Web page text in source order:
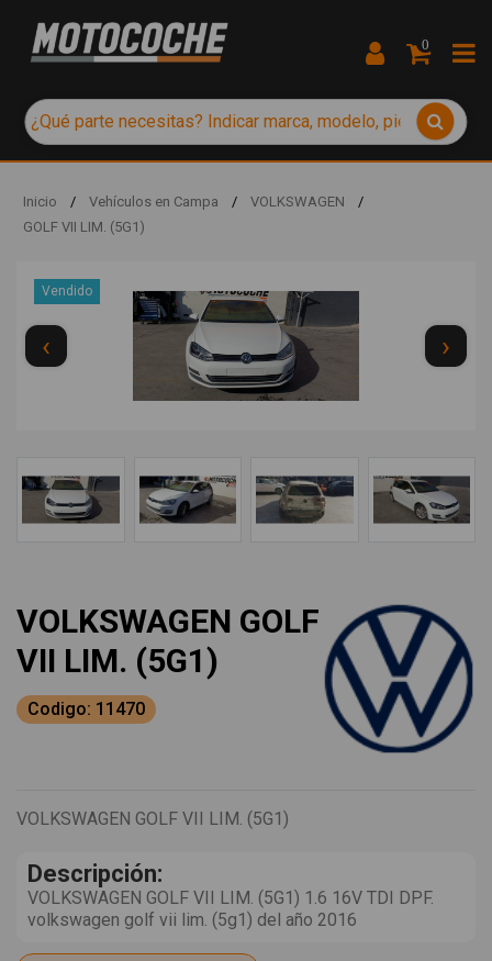
0
Inicio / Vehículos en Campa / VOLKSWAGEN
/
GOLF VII LIM. (5G1)
Vendido
‹ ›
VOLKSWAGEN GOLF
VII LIM. (5G1)
Codigo: 11470
VOLKSWAGEN GOLF VII LIM. (5G1)
Descripción:
VOLKSWAGEN GOLF VII LIM. (5G1) 1.6 16V TDI DPF.
volkswagen golf vii lim. (5g1) del año 2016